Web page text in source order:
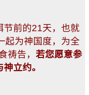
节前的21天，也就
起为神国度，为全
祷告， 若您愿意参
立约。